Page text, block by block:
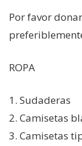
Por favor
ROPA
1. Sudaderas
2. Camisetas
3. Camisetas